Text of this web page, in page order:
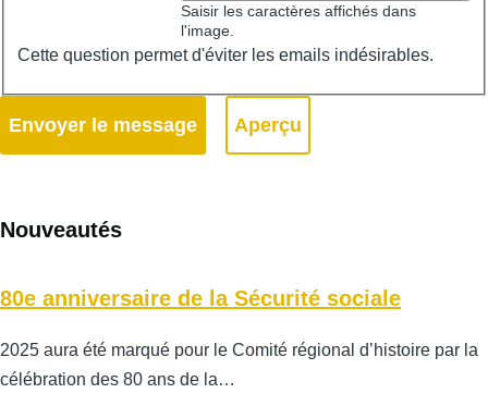
Saisir les caractères affichés dans
l'image.
Cette question permet d'éviter les emails indésirables.
Nouveautés
80e anniversaire de la Sécurité sociale
2025 aura été marqué pour le Comité régional d’histoire par la
célébration des 80 ans de la…